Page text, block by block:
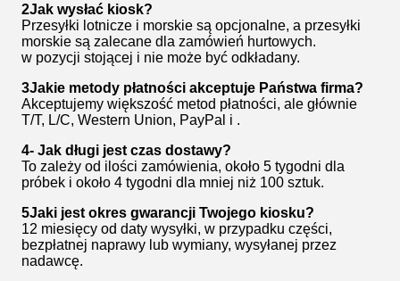
2Jak wysłać kiosk?
Przesyłki lotnicze i morskie są opcjonalne, a przesyłki
morskie są zalecane dla zamówień hurtowych.
w pozycji stojącej i nie może być odkładany.
3Jakie metody płatności akceptuje Państwa firma?
Akceptujemy większość metod płatności, ale głównie
T/T, L/C, Western Union, PayPal i .
4- Jak długi jest czas dostawy?
To zależy od ilości zamówienia, około 5 tygodni dla
próbek i około 4 tygodni dla mniej niż 100 sztuk.
5Jaki jest okres gwarancji Twojego kiosku?
12 miesięcy od daty wysyłki, w przypadku części,
bezpłatnej naprawy lub wymiany, wysyłanej przez
nadawcę.